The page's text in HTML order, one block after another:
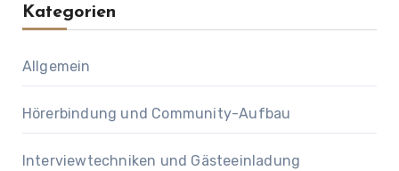
Kategorien
Allgemein
Hörerbindung und Community-Aufbau
Interviewtechniken und Gästeeinladung